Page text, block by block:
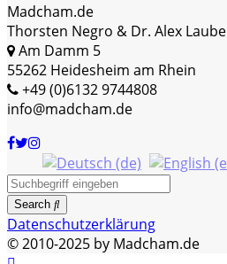
Madcham.de
Thorsten Negro & Dr. Alex Laube
Am Damm 5
55262 Heidesheim am Rhein
+49 (0)6132 9744808
info@madcham.de
Search
Datenschutzerklärung
© 2010-2025 by Madcham.de